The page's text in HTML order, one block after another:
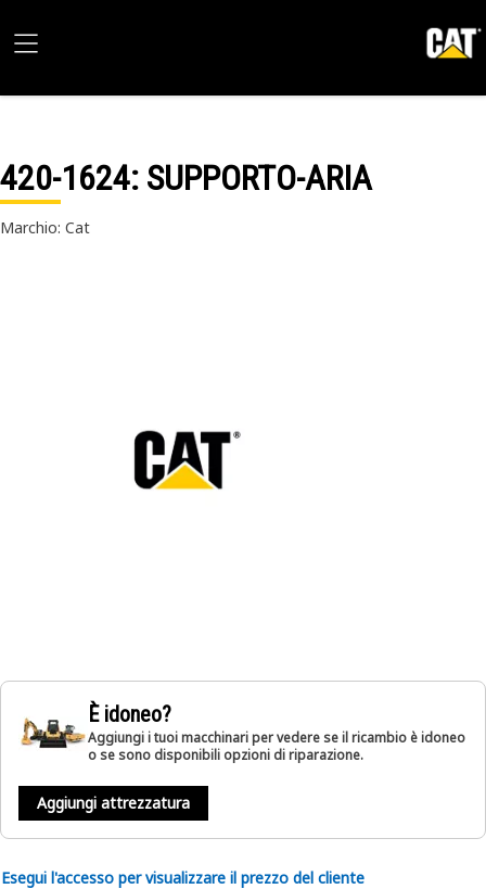
420-1624: SUPPORTO-ARIA
Marchio: Cat
È idoneo?
Aggiungi i tuoi macchinari per vedere se il ricambio è idoneo
o se sono disponibili opzioni di riparazione.
Aggiungi attrezzatura
Esegui l'accesso per visualizzare il prezzo del cliente